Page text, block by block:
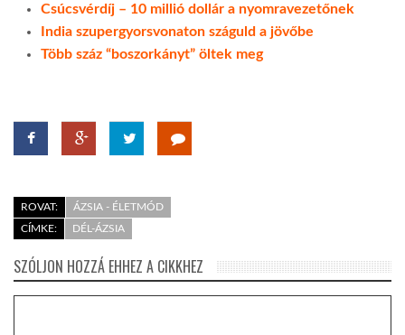
Csúcsvérdíj – 10 millió dollár a nyomravezetőnek
India szupergyorsvonaton száguld a jövőbe
Több száz “boszorkányt” öltek meg
ROVAT:
ÁZSIA - ÉLETMÓD
CÍMKE:
DÉL-ÁZSIA
SZÓLJON HOZZÁ EHHEZ A CIKKHEZ